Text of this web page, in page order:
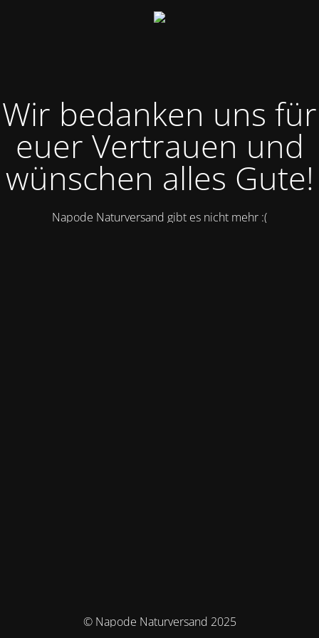
Wir bedanken uns für
euer Vertrauen und
wünschen alles Gute!
Napode Naturversand gibt es nicht mehr :(
© Napode Naturversand 2025